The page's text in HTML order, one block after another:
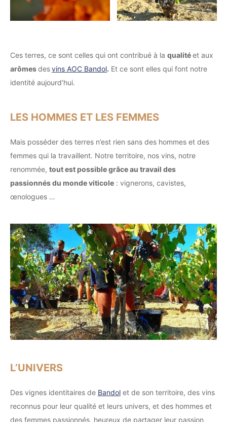
Ces terres, ce sont celles qui ont contribué à la qualitéet aux
arômesdesvins AOC Bandol. Et ce sont elles qui font notre
identité aujourd’hui.
LES HOMMES ET LES FEMMES
Mais posséder des terres n’est rien sans des hommes et des
femmes qui la travaillent. Notre territoire, nos vins, notre
renommée, tout est possible grâce au travail des
passionnés du monde viticole : vignerons, cavistes,
œnologues …
L’UNIVERS
Des vignes identitaires de Bandol et de son territoire, des vins
reconnus pour leur qualité et leurs univers, et des hommes et
des femmes passionnés, heureux de partager leur passion